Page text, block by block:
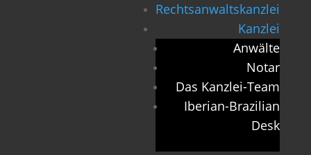
Rechtsanwaltskanzlei
Kanzlei
Anwälte
Notar
Das Kanzlei-Team
Iberian-Brazilian
Desk